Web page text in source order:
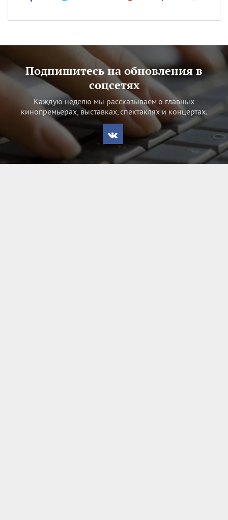
Подпишитесь на обновления в
соцсетях
Каждую неделю мы рассказываем о главных
кинопремьерах, выставках, спектаклях и концертах.